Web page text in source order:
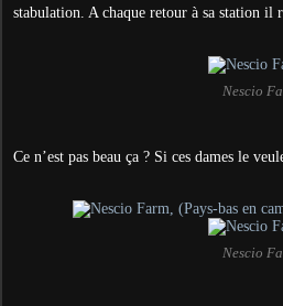
stabulation. A chaque retour à sa station
Nescio
Ce n’est pas beau ça ? Si ces dames le
Nescio